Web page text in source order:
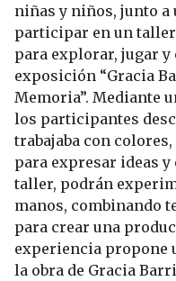
niñas y niños, junto a
participar en un
para explorar, jugar
exposición “Gracia
Memoria”. Mediante
los participantes
trabajaba con
para expresar ideas y
taller, podrán
manos, combinando
para crear una
experiencia propone
la obra de Gracia